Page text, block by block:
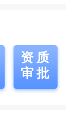
资质
审批